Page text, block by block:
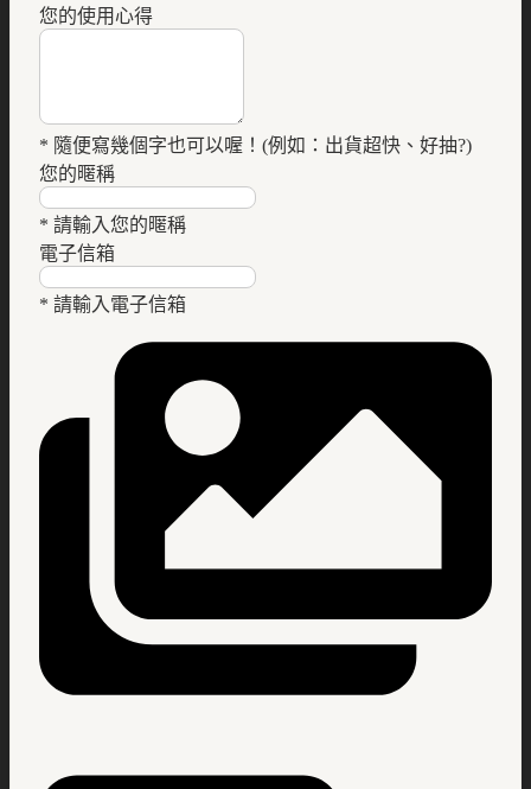
您的使用心得
* 隨便寫幾個字也可以喔！(例如：出貨超快、好抽?)
您的暱稱
* 請輸入您的暱稱
電子信箱
* 請輸入電子信箱